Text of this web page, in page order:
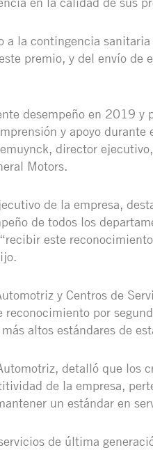
a la contingencia
premio, y del envío de
desempeño en 2019 y
y apoyo durante
director
Motors.
de la empresa,
de todos los
este
y Centros de
reconocimiento por
altos estándares de
detalló que los
de la empresa,
un estándar en
de última